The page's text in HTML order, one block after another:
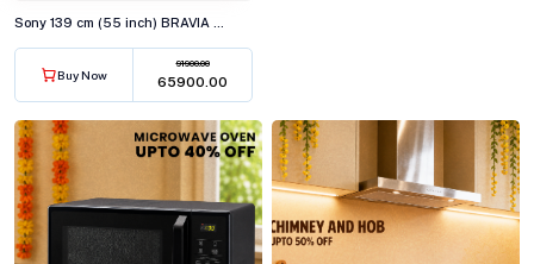
Buy Now
91900.00
₹65900.00